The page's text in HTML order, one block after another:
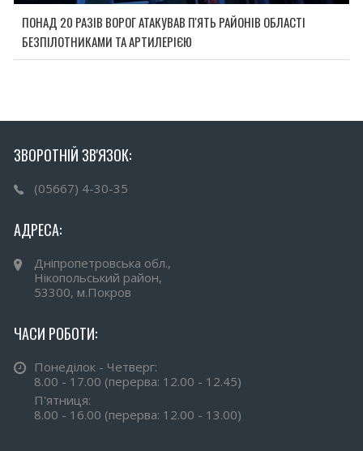
ПОНАД 20 РАЗІВ ВОРОГ АТАКУВАВ П'ЯТЬ РАЙОНІВ ОБЛАСТІ
БЕЗПІЛОТНИКАМИ ТА АРТИЛЕРІЄЮ
ЗВОРОТНІЙ ЗВ'ЯЗОК:
(05667) 4-30-35
АДРЕСА:
Дніпропетровська обл.,
Нікопольський район,
53300, м.Покров
ЧАСИ РОБОТИ:
Понеділок - Четверг:
8.00 - 17.00 (перерва: 12.00 - 12.45)
П'ятниця:
8.00 - 16.00 (перерва: 12.00 - 13.00)